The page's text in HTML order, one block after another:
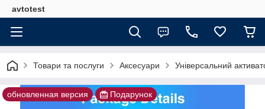
avtotest
Товари та послуги Аксесуари Універсальний
обновленная версия Подарунок